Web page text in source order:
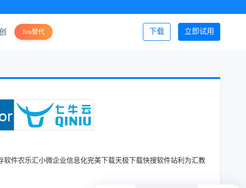
立即试用
下载
Jira替代 登录/注册
软件农乐汇 小微企业信息化完美下载天极下载快搜软件站利为汇教